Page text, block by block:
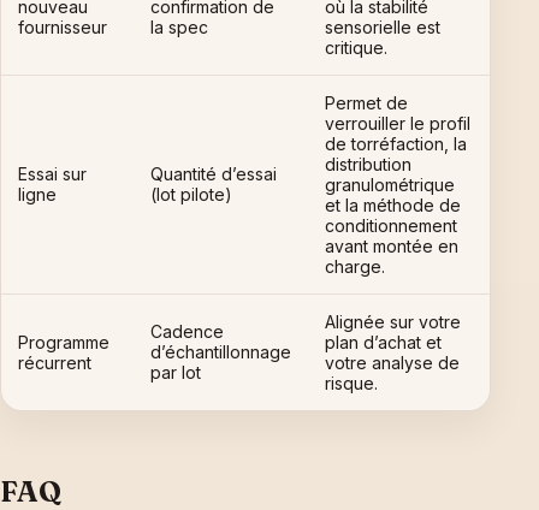
nouveau
fournisseur
confirmation de
la spec
où la stabilité
sensorielle est
critique.
Essai sur
ligne
Quantité d’essai
(lot pilote)
Permet de
verrouiller le profil
de torréfaction, la
distribution
granulométrique
et la méthode de
conditionnement
avant montée en
charge.
Programme
récurrent
Cadence
d’échantillonnage
par lot
Alignée sur votre
plan d’achat et
votre analyse de
risque.
FAQ